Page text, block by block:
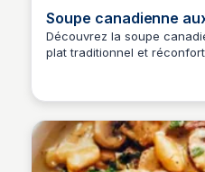
Soupe canadienne
Découvrez la soupe
plat traditionnel et